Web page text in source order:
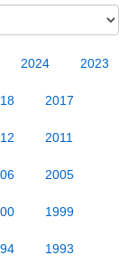
2024 2023
2017
2011
2005
1999
1993